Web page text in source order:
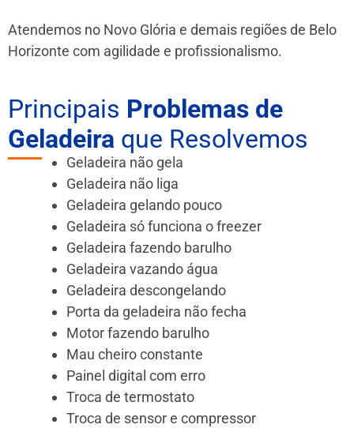
Atendemos no Novo Glória e demais regiões de Belo
Horizonte com agilidade e profissionalismo.
Principais Problemas de
Geladeira que Resolvemos
Geladeira não gela
Geladeira não liga
Geladeira gelando pouco
Geladeira só funciona o freezer
Geladeira fazendo barulho
Geladeira vazando água
Geladeira descongelando
Porta da geladeira não fecha
Motor fazendo barulho
Mau cheiro constante
Painel digital com erro
Troca de termostato
Troca de sensor e compressor